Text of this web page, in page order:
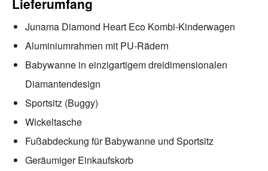
Junama Diamond Heart Eco Kombi-Kinderwagen
Aluminiumrahmen mit PU-Rädern
Babywanne in einzigartigem dreidimensionalen
Diamantendesign
Sportsitz (Buggy)
Wickeltasche
Fußabdeckung für Babywanne und Sportsitz
Geräumiger Einkaufskorb